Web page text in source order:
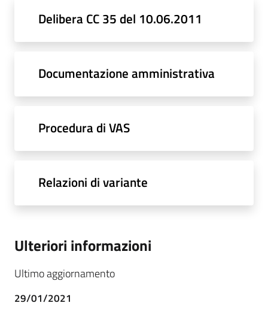
Delibera CC 35 del 10.06.2011
Documentazione amministrativa
Procedura di VAS
Relazioni di variante
Ulteriori informazioni
Ultimo aggiornamento
29/01/2021